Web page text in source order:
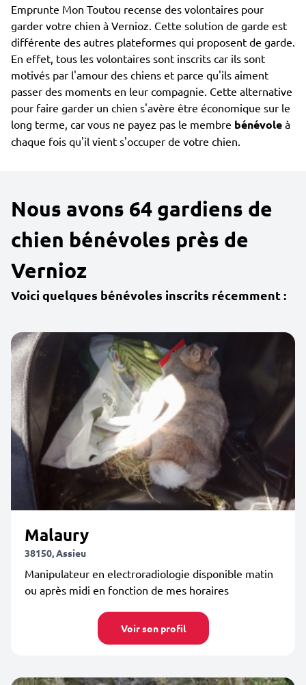
Emprunte Mon Toutou recense des volontaires pour
garder votre chien à Vernioz. Cette solution de garde est
différente des autres plateformes qui proposent de garde.
En effet, tous les volontaires sont inscrits car ils sont
motivés par l'amour des chiens et parce qu'ils aiment
passer des moments en leur compagnie. Cette alternative
pour faire garder un chien s'avère être économique sur le
long terme, car vous ne payez pas le membre bénévole à
chaque fois qu'il vient s'occuper de votre chien.
Nous avons 64 gardiens de
chien bénévoles près de
Vernioz
Voici quelques bénévoles inscrits récemment :
Malaury
38150, Assieu
Manipulateur en electroradiologie disponible matin
ou après midi en fonction de mes horaires
Voir son profil